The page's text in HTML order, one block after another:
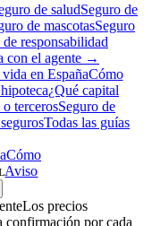
de saludSeguro de
de mascotasSeguro
de responsabilidad
con el agente →
en EspañaCómo
¿Qué capital
tercerosSeguro de
Todas las guías
Cómo
Aviso
Los precios
confirmación por cada